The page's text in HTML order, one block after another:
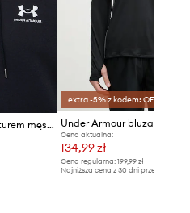
Under Armour bluza z kapturem męska z bawełną Essential Fleece
extra -5% z kodem: OFF*
Cena aktualna:
134,99 zł
Cena regularna: 199,99 zł
Najniższa cena z 30 dni przed obniżką: